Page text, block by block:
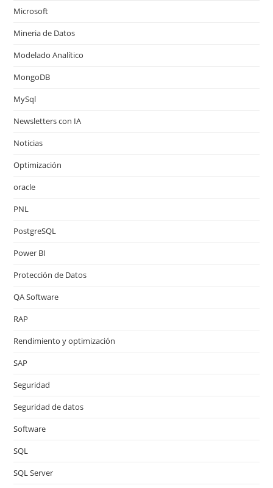
Microsoft
Mineria de Datos
Modelado Analítico
MongoDB
MySql
Newsletters con IA
Noticias
Optimización
oracle
PNL
PostgreSQL
Power BI
Protección de Datos
QA Software
RAP
Rendimiento y optimización
SAP
Seguridad
Seguridad de datos
Software
SQL
SQL Server